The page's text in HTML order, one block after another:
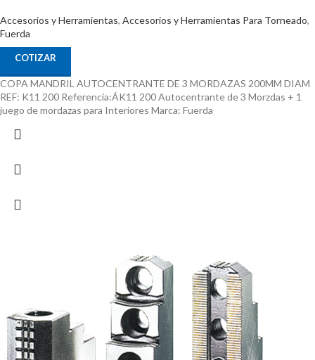
Accesorios y Herramientas, Accesorios y Herramientas Para Torneado,
Fuerda
COTIZAR
COPA MANDRIL AUTOCENTRANTE DE 3 MORDAZAS 200MM DIAM
REF: K11 200 Referencia:ÁK11 200 Autocentrante de 3 Morzdas + 1
juego de mordazas para Interiores Marca: Fuerda